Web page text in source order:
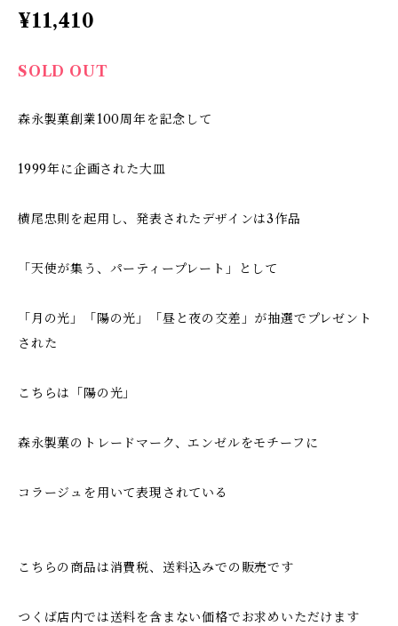
¥11,410
SOLD OUT
森永製菓創業100周年を記念して
1999年に企画された大皿
横尾忠則を起用し、発表されたデザインは3作品
「天使が集う、パーティープレート」として
「月の光」「陽の光」「昼と夜の交差」が抽選でプレゼント
された
こちらは「陽の光」
森永製菓のトレードマーク、エンゼルをモチーフに
コラージュを用いて表現されている
こちらの商品は消費税、送料込みでの販売です
つくば店内では送料を含まない価格でお求めいただけます